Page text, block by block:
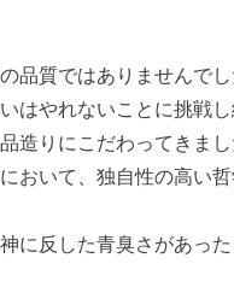
品質ではありませんで
はやれないことに挑戦
造りにこだわってきま
おいて、独自性の高い
に反した青臭さがあっ